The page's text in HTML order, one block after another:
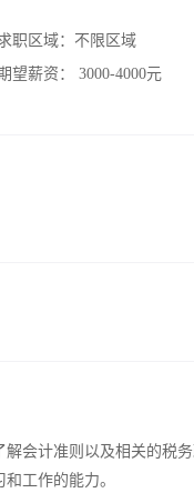
职区域： 不限区域
望薪资：
3000-4000元
会计准则以及相关的税
工作的能力。